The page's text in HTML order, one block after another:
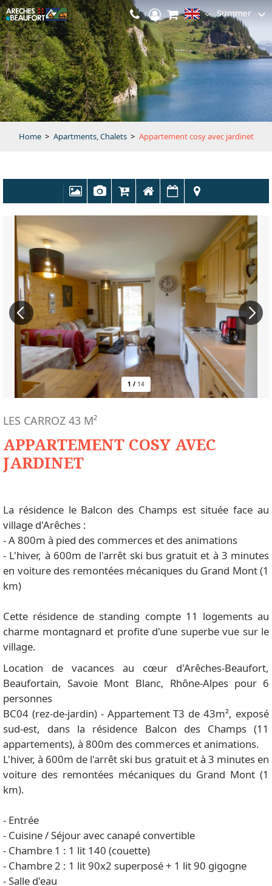
Summer
Home > Apartments, Chalets > Appartement cosy avec jardinet
1 / 14
APPARTEMENT COSY AVEC
JARDINET
LES CARROZ 43 M²
La résidence le Balcon des Champs est située face au
village d'Arêches :
- A 800m à pied des commerces et des animations
- L'hiver, à 600m de l'arrêt ski bus gratuit et à 3 minutes
en voiture des remontées mécaniques du Grand Mont (1
km)
Cette résidence de standing compte 11 logements au
charme montagnard et profite d'une superbe vue sur le
village.
Location de vacances au cœur d'Arêches-Beaufort,
Beaufortain, Savoie Mont Blanc, Rhône-Alpes pour 6
personnes
BC04 (rez-de-jardin) - Appartement T3 de 43m², exposé
sud-est, dans la résidence Balcon des Champs (11
appartements), à 800m des commerces et animations.
L'hiver, à 600m de l'arrêt ski bus gratuit et à 3 minutes en
voiture des remontées mécaniques du Grand Mont (1
km).
- Entrée
- Cuisine / Séjour avec canapé convertible
- Chambre 1 : 1 lit 140 (couette)
- Chambre 2 : 1 lit 90x2 superposé + 1 lit 90 gigogne
- Salle d'eau